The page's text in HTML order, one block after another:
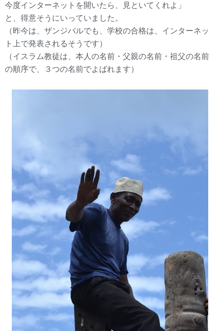
今度インターネットを開いたら、見といてくれよ」
と、得意そうにいっていました。
（昨今は、ザンジバルでも、学校の合格は、インターネッ
ト上で発表されるそうです）
（イスラム教徒は、本人の名前・父親の名前・祖父の名前
の順序で、３つの名前でよばれます）